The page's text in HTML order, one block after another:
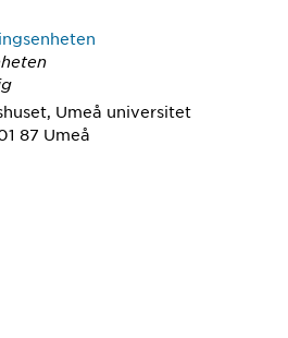
Umeå universitet
87 Umeå